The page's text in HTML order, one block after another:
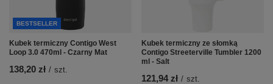
BESTSELLER
Kubek termiczny Contigo West
Loop 3.0 470ml - Czarny Mat
138,20 zł / szt.
Kubek termiczny ze słomką
Contigo Streeterville Tumbler 1200
ml - Salt
121,94 zł / szt.